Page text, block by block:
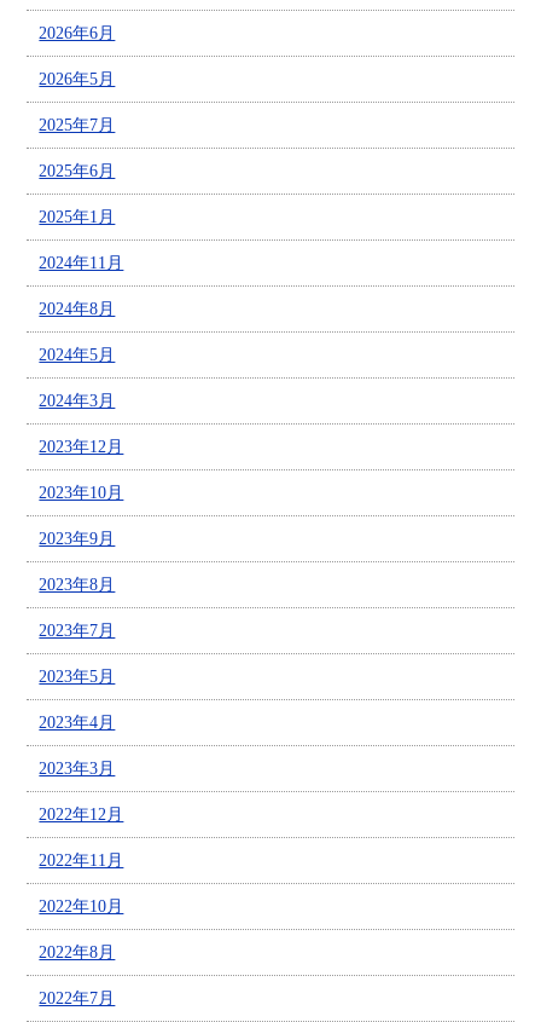
2026年6月
2026年5月
2025年7月
2025年6月
2025年1月
2024年11月
2024年8月
2024年5月
2024年3月
2023年12月
2023年10月
2023年9月
2023年8月
2023年7月
2023年5月
2023年4月
2023年3月
2022年12月
2022年11月
2022年10月
2022年8月
2022年7月